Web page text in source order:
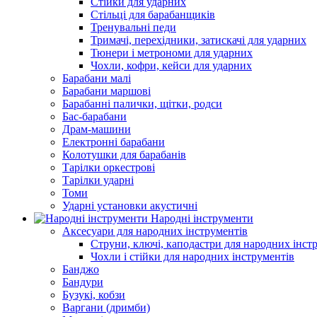
Стільці для барабанщиків
Тренувальні педи
Тримачі, перехідники, затискачі для ударних
Тюнери і метрономи для ударних
Чохли, кофри, кейси для ударних
Барабани малі
Барабани маршові
Барабанні палички, щітки, родси
Бас-барабани
Драм-машини
Електронні барабани
Колотушки для барабанів
Тарілки оркестрові
Тарілки ударні
Томи
Ударні установки акустичні
Народні інструменти
Аксесуари для народних інструментів
Струни, ключі, каподастри для народних
Чохли і стійки для народних інструментів
Банджо
Бандури
Бузукі, кобзи
Варгани (дримби)